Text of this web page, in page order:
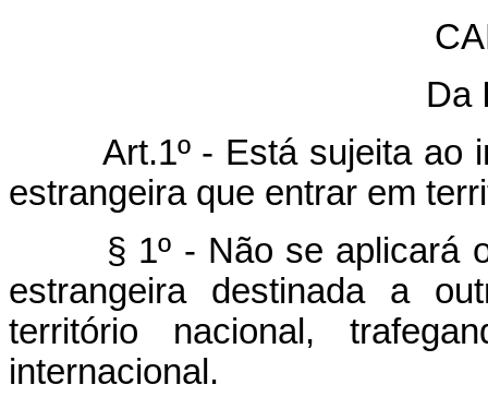
Da
Art.1º - Está sujeita ao
estrangeira que entrar em
§ 1º - Não se aplicará o
estrangeira destinada a
território nacional,
internacional.